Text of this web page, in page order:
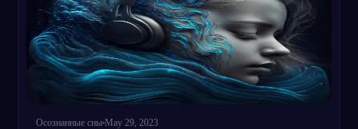
Осознанные сны May 29, 2023